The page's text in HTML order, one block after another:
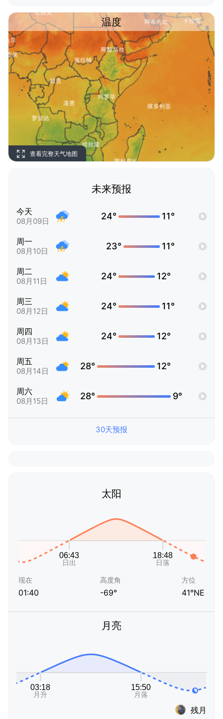
温度
查看完整天气地图
未来预报
今天
08月09日 24° 11°
周一
08月10日 23° 11°
周二
08月11日 24° 12°
周三
08月12日 24° 11°
周四
08月13日 24° 12°
周五
08月14日 28° 12°
周六
08月15日 28° 9°
30天预报
太阳
现在
01:40
高度角
-69°
方位
41°NE
月亮
残月